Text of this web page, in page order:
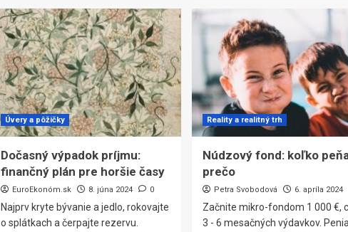
Úvery a pôžičky
Dočasný výpadok príjmu:
finančný plán pre horšie časy
EuroEkonóm.sk 8. júna 2024 0
Najprv kryte bývanie a jedlo, rokovajte
o splátkach a čerpajte rezervu.
Reality a realitný trh
Núdzový fond: koľko
prečo
Petra Svobodová 6. apríla 2024
Začnite mikro-fondom 1 000 €,
3 - 6 mesačných výdavkov.